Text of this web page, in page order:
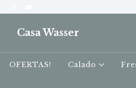
Casa Wasser
OFERTAS! Calado